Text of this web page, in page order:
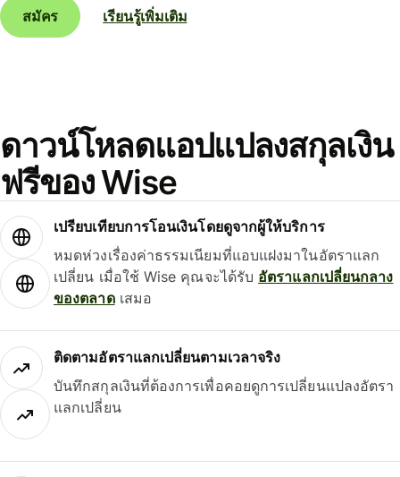
สมัคร เรียนรู้เพิ่มเติม
ดาวน์โหลดแอปแปลงสกุลเงิน
ฟรีของ Wise
เปรียบเทียบการโอนเงินโดยดูจากผู้ให้บริการ
หมดห่วงเรื่องค่าธรรมเนียมที่แอบแฝงมาในอัตราแลก
เปลี่ยน เมื่อใช้ Wise คุณจะได้รับ อัตราแลกเปลี่ยนกลาง
ของตลาดเสมอ
ติดตามอัตราแลกเปลี่ยนตามเวลาจริง
บันทึกสกุลเงินที่ต้องการเพื่อคอยดูการเปลี่ยนแปลงอัตรา
แลกเปลี่ยน